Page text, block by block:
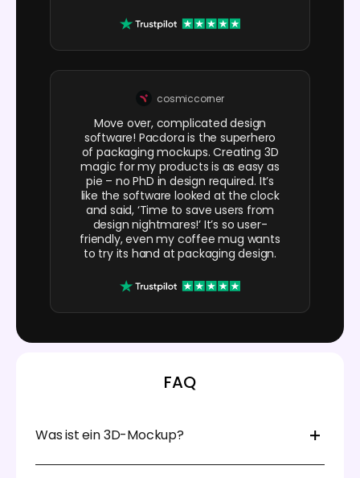
cosmiccorner
Move over, complicated design
software! Pacdora is the superhero
of packaging mockups. Creating 3D
magic for my products is as easy as
pie – no PhD in design required. It’s
like the software looked at the clock
and said, ‘Time to save users from
design nightmares!’ It’s so user-
friendly, even my coffee mug wants
to try its hand at packaging design.
FAQ
Was ist ein 3D-Mockup?